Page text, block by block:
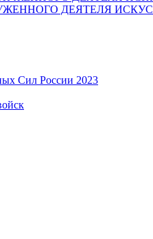
ДЕЯТЕЛЯ
Сил России 2023